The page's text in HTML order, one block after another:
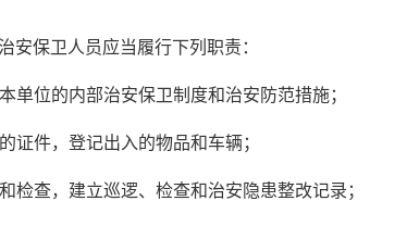
保卫人员应当履行下列职责：
单位的内部治安保卫制度和治安防范措施；
证件，登记出入的物品和车辆；
检查，建立巡逻、检查和治安隐患整改记录；